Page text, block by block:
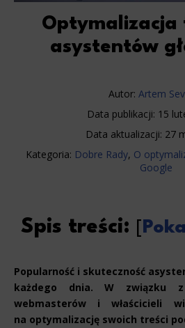
Optymalizacja
asystentów
Autor: Artem
Data publikacji: 15
Data aktualizacji: 27
Kategoria: Dobre Rady, O
Google
Spis treści:
Popularność i skuteczność
każdego dnia. W związku
webmasterów i właścicieli
na optymalizację swoich treści